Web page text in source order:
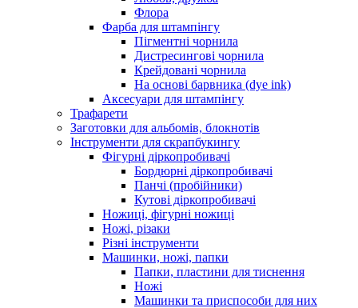
Флора
Фарба для штампінгу
Пігментні чорнила
Дистресингові чорнила
Крейдовані чорнила
На основі барвника (dye ink)
Аксесуари для штампінгу
Трафарети
Заготовки для альбомів, блокнотів
Інструменти для скрапбукингу
Фігурні діркопробивачі
Бордюрні діркопробивачі
Панчі (пробійники)
Кутові діркопробивачі
Ножиці, фігурні ножиці
Ножі, різаки
Різні інструменти
Машинки, ножі, папки
Папки, пластини для тиснення
Ножі
Машинки та приспособи для них